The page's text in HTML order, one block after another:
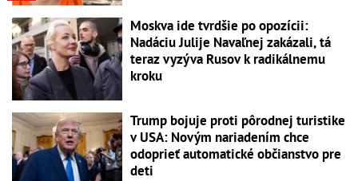
Moskva ide tvrdšie po opozícii:
Nadáciu Julije Navaľnej zakázali, tá
teraz vyzýva Rusov k radikálnemu
kroku
Trump bojuje proti pôrodnej turistike
v USA: Novým nariadením chce
odoprieť automatické občianstvo pre
deti